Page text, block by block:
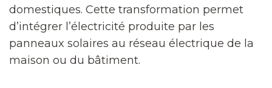
domestiques. Cette transformation permet
d’intégrer l’électricité produite par les
panneaux solaires au réseau électrique de la
maison ou du bâtiment.